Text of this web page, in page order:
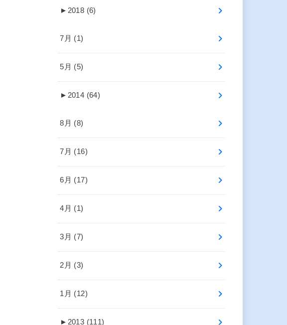
► 2018 (6)
7月 (1)
5月 (5)
► 2014 (64)
8月 (8)
7月 (16)
6月 (17)
4月 (1)
3月 (7)
2月 (3)
1月 (12)
► 2013 (111)